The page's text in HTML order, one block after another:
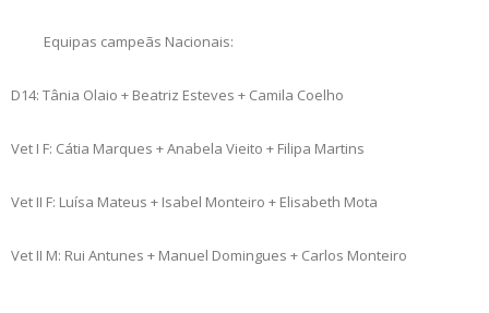
Equipas campeãs Nacionais:
D14: Tânia Olaio + Beatriz Esteves + Camila Coelho
Vet I F: Cátia Marques + Anabela Vieito + Filipa Martins
Vet II F: Luísa Mateus + Isabel Monteiro + Elisabeth Mota
Vet II M: Rui Antunes + Manuel Domingues + Carlos Monteiro